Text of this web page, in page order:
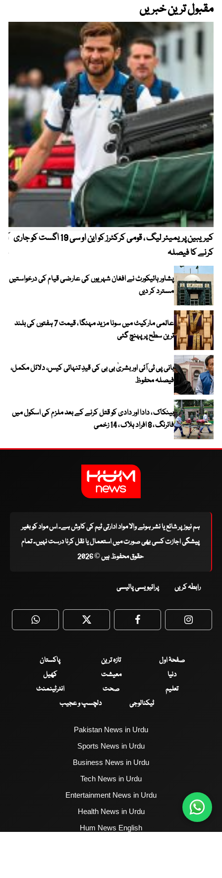
مقبول ترین خبریں
کیریبین پریمیئر لیگ ، قومی کرکٹرز کو این او سی 19 اگست کو جاری
کرنے کا فیصلہ
پشاور ہائیکورٹ نے افغان شہریوں کی عارضی قیام کی درخواستیں
مسترد کر دیں
عالمی مارکیٹ میں سونا مزید مہنگا ، قیمت 7 ہفتوں کی بلند
ترین سطح پر پہنچ گئی
بانی پی ٹی آئی اور بشریٰ بی بی کی قیدِ تنہائی کیس، دلائل مکمل،
فیصلہ محفوظ
بینکاک ، دادا اور دادی کو قتل کرنے کے بعد ملزم کی اسکول میں
فائرنگ ، 8 افراد ہلاک ، 14 زخمی
ہم نیوز پر شائع یا نشر ہونے والا مواد ادارتی ٹیم کی کاوش ہے۔ اس مواد کو بغیر
پیشگی اجازت کسی بھی صورت میں استعمال یا نقل کرنا درست نہیں۔ تمام
حقوق محفوظ ہیں © 2026
رابطہ کریں پرائیویسی پالیسی
WhatsApp Twitter Facebook
صفحۂ اول تازہ ترین
پاکستان
دنیا
معیشت
کھیل
تعلیم
صحت
انٹرٹینمنٹ
ٹیکنالوجی
دلچسپ و عجیب
Pakistan News in Urdu
Sports News in Urdu
Business News in Urdu
Tech News in Urdu
Entertainment News in Urdu
Health News in Urdu
Hum News English